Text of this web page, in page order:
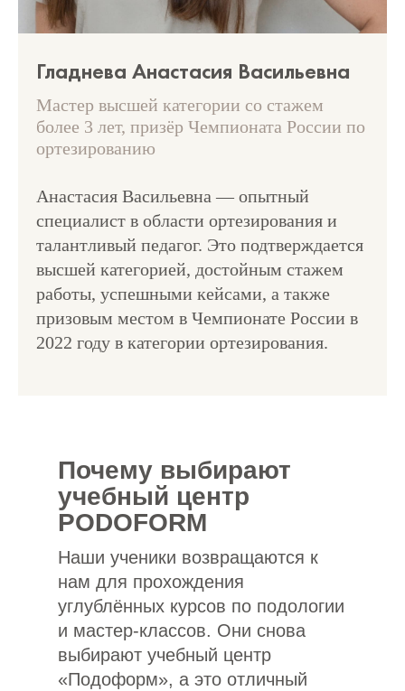
Гладнева Анастасия Васильевна
Мастер высшей категории со стажем
более 3 лет, призёр Чемпионата России по
ортезированию
Анастасия Васильевна — опытный
специалист в области ортезирования и
талантливый педагог. Это подтверждается
высшей категорией, достойным стажем
работы, успешными кейсами, а также
призовым местом в Чемпионате России в
2022 году в категории ортезирования.
Почему выбирают
учебный центр
PODOFORM
Наши ученики возвращаются к
нам для прохождения
углублённых курсов по подологии
и мастер-классов. Они снова
выбирают учебный центр
«Подоформ», а это отличный